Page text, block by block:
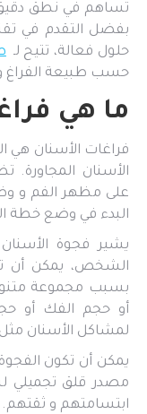
تساهم في نطق
بفضل التقدم في
حلول فعالة، تتيح لـ
حسب طبيعة الفراغ
ما هي
فراغات الأسنان هي
الأسنان المجاورة.
على مظهر الفم و
البدء في وضع خطة
يشير فجوة
الشخص، يمكن أن
بسبب مجموعة
أو حجم الفك أو
لمشاكل الأسنان مثل
يمكن أن تكون
مصدر قلق تجميلي
ابتسامتهم و